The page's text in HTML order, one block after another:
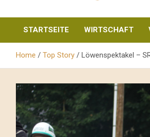
STARTSEITE WIRTSCHAFT
Home Top Story Löwenspektakel –